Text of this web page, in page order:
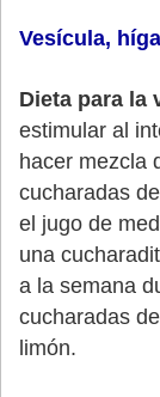
Vesícula,
Dieta para la
estimular al
hacer mezcla
cucharadas
el jugo de
una
a la semana
cucharadas
limón.